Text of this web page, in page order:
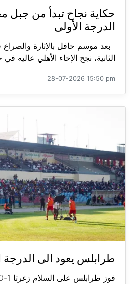
حكاية نجاح تبدأ من
الدرجة الأولى
بعد موسم حافل بالإثارة
الثانية، نجح الإخاء الأهلي عاليه
28-07-2026 15:50 pm
طرابلس يعود الى الدرجة